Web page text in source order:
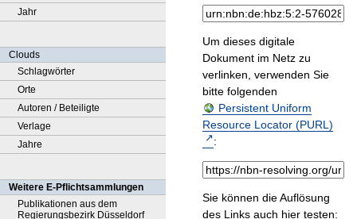
Jahr
Clouds
Schlagwörter
Orte
Autoren / Beteiligte
Verlage
Jahre
Weitere E-Pflichtsammlungen
Publikationen aus dem
Regierungsbezirk Düsseldorf
Um dieses digitale
Dokument im Netz zu
verlinken, verwenden Sie
bitte folgenden
Persistent Uniform
Resource Locator (PURL)
:
Sie können die Auflösung
des Links auch hier testen: